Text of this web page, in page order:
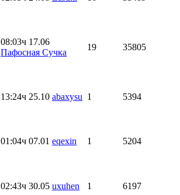
08:03ч 17.06
Пафосная Сучка
19 35805
13:24ч 25.10 abaxysu 1 5394
01:04ч 07.01 eqexin 1 5204
02:43ч 30.05 uxuhen 1 6197